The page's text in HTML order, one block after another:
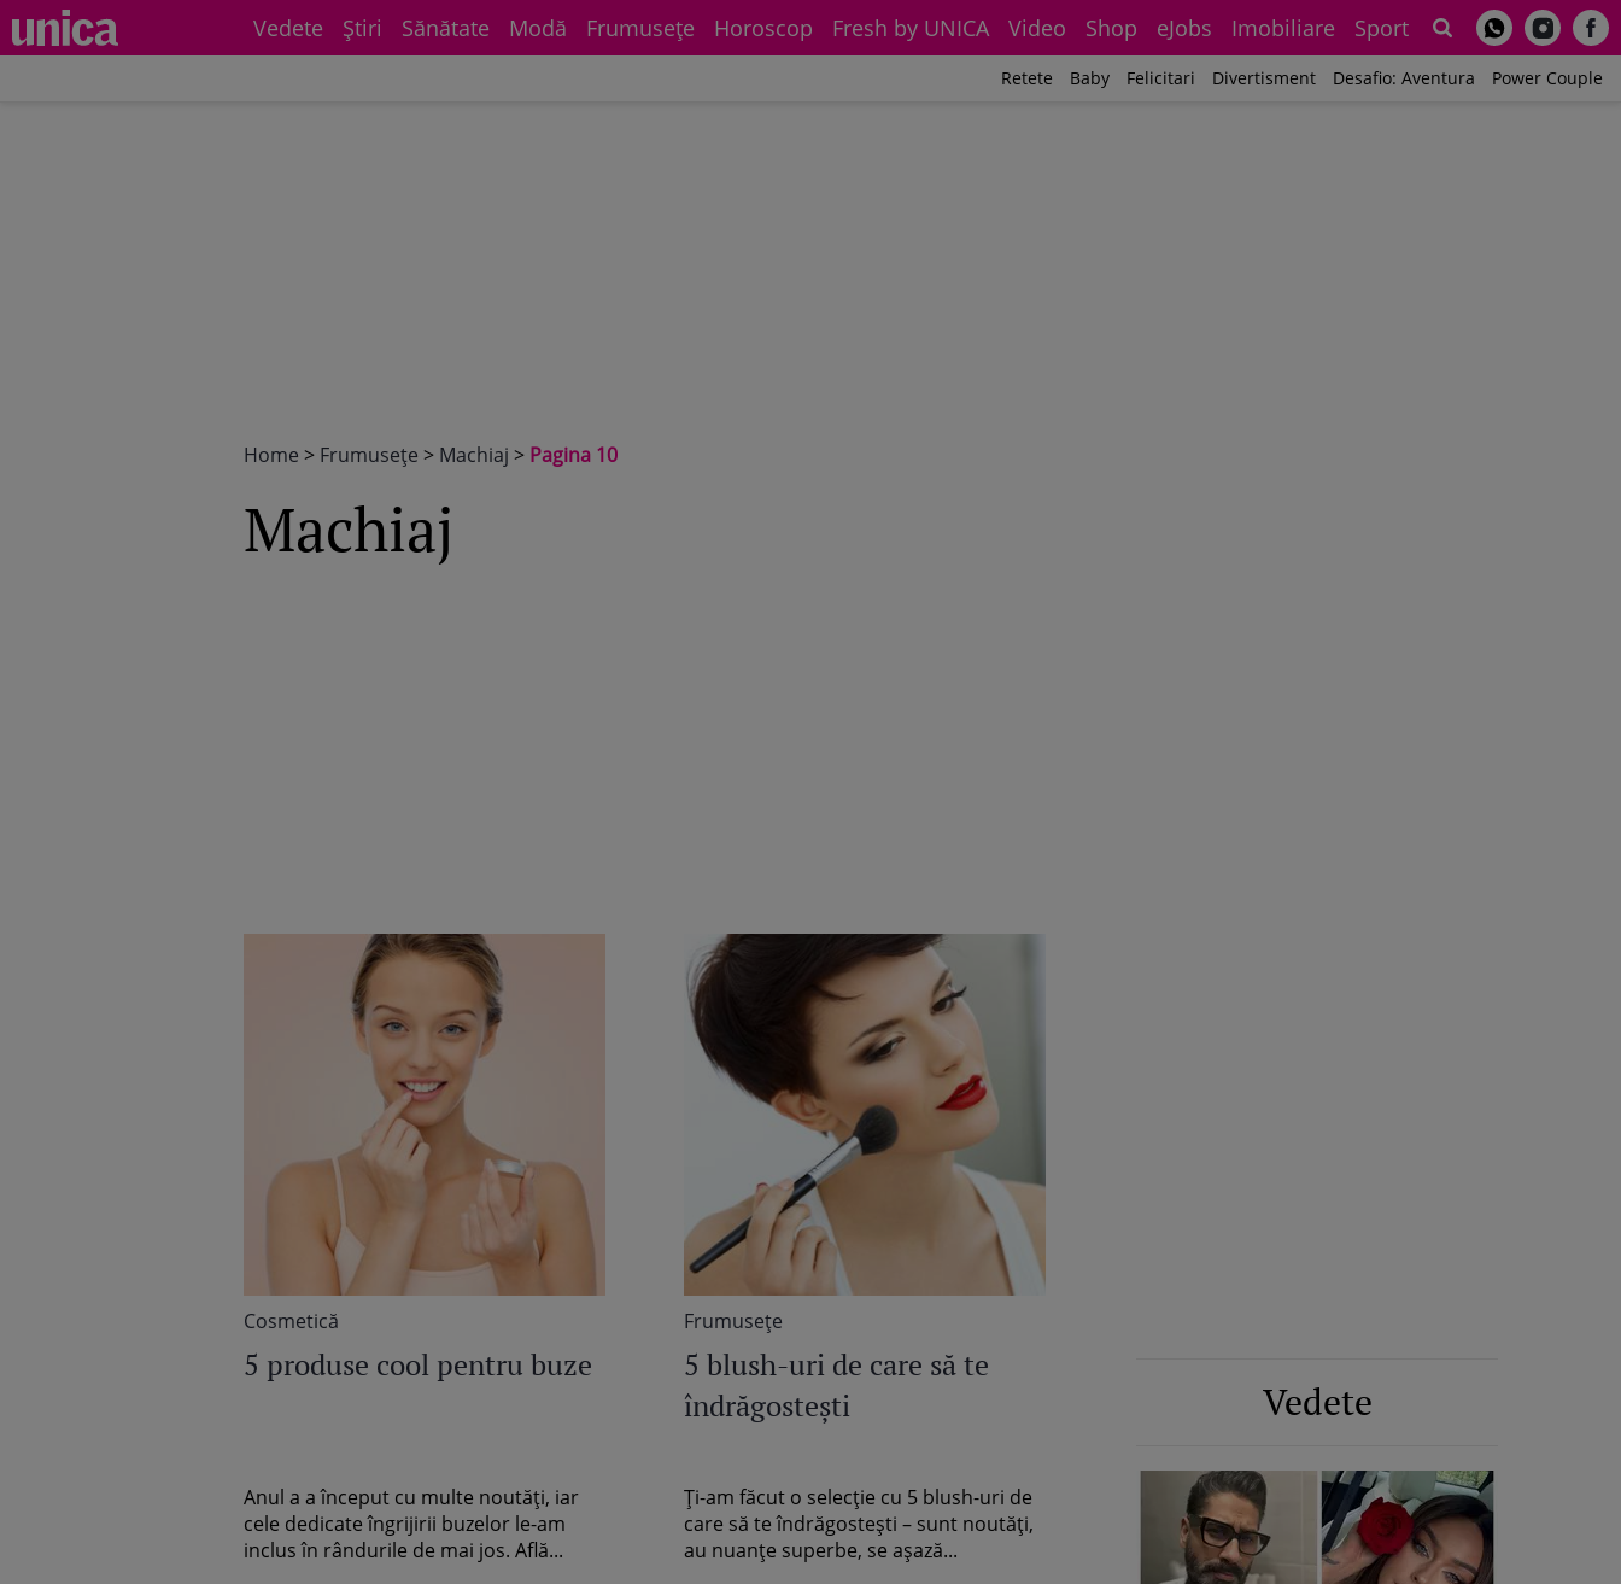
Vedete Știri Sănătate Modă Frumuseţe Horoscop Fresh by UNICA Video Shop eJobs Imobiliare Sport
Retete Baby Felicitari Divertisment Desafio: Aventura Power Couple
Home > Frumuseţe > Machiaj > Pagina 10
Machiaj
Cosmetică
5 produse cool pentru buze
Anul a a început cu multe noutăți, iar
cele dedicate îngrijirii buzelor le-am
inclus în rândurile de mai jos. Află...
Frumuseţe
5 blush-uri de care să te
îndrăgostești
Ți-am făcut o selecție cu 5 blush-uri de
care să te îndrăgostești – sunt noutăți,
au nuanțe superbe, se așază...
Vedete